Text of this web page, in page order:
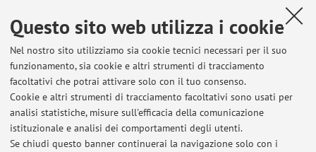
Questo sito web utilizza i cookie
Nel nostro sito utilizziamo sia cookie tecnici necessari per il suo
funzionamento, sia cookie e altri strumenti di tracciamento
facoltativi che potrai attivare solo con il tuo consenso.
Cookie e altri strumenti di tracciamento facoltativi sono usati per
analisi statistiche, misure sull'efficacia della comunicazione
istituzionale e analisi dei comportamenti degli utenti.
Se chiudi questo banner continuerai la navigazione solo con i
Contatti
E-mail: diana.asciano2@unibo.it
Dipartimento di Scienze e Tecnologie Agro-Alimentari
Viale Fanin 50, Bologna -Vai alla mappa